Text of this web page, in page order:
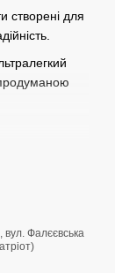
створені для
складних
вул. Фалєєвська